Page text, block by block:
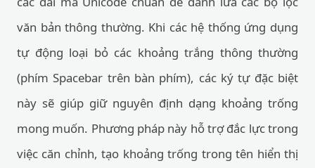
văn bản thông thường. Khi các hệ thống ứng dụng
tự động loại bỏ các khoảng trắng thông thường
(phím Spacebar trên bàn phím), các ký tự đặc biệt
này sẽ giúp giữ nguyên định dạng khoảng trống
mong muốn. Phương pháp này hỗ trợ đắc lực trong
việc căn chỉnh, tạo khoảng trống trong tên hiển thị